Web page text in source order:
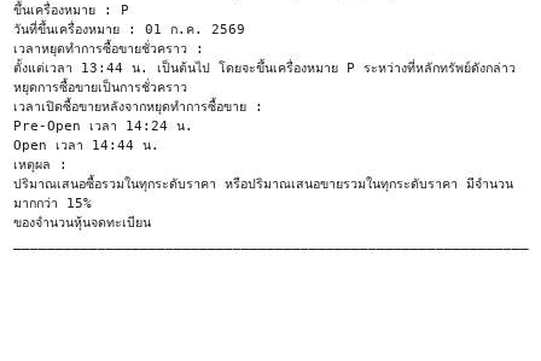
ขึ้นเครื่องหมาย : P
วันที่ขึ้นเครื่องหมาย : 01 ก.ค. 2569
เวลาหยุดทำการซื้อขายชั่วคราว :
ตั้งแต่เวลา 13:44 น. เป็นต้นไป โดยจะขึ้นเครื่องหมาย P ระหว่างที่หลักทรัพย์ดังกล่าว
หยุดการซื้อขายเป็นการชั่วคราว
เวลาเปิดซื้อขายหลังจากหยุดทำการซื้อขาย :
Pre-Open เวลา 14:24 น.
Open เวลา 14:44 น.
เหตุผล :
ปริมาณเสนอซื้อรวมในทุกระดับราคา หรือปริมาณเสนอขายรวมในทุกระดับราคา มีจำนวน
มากกว่า 15%
ของจำนวนหุ้นจดทะเบียน